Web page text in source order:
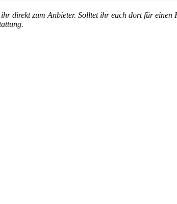
direkt zum Anbieter. Solltet ihr euch dort für